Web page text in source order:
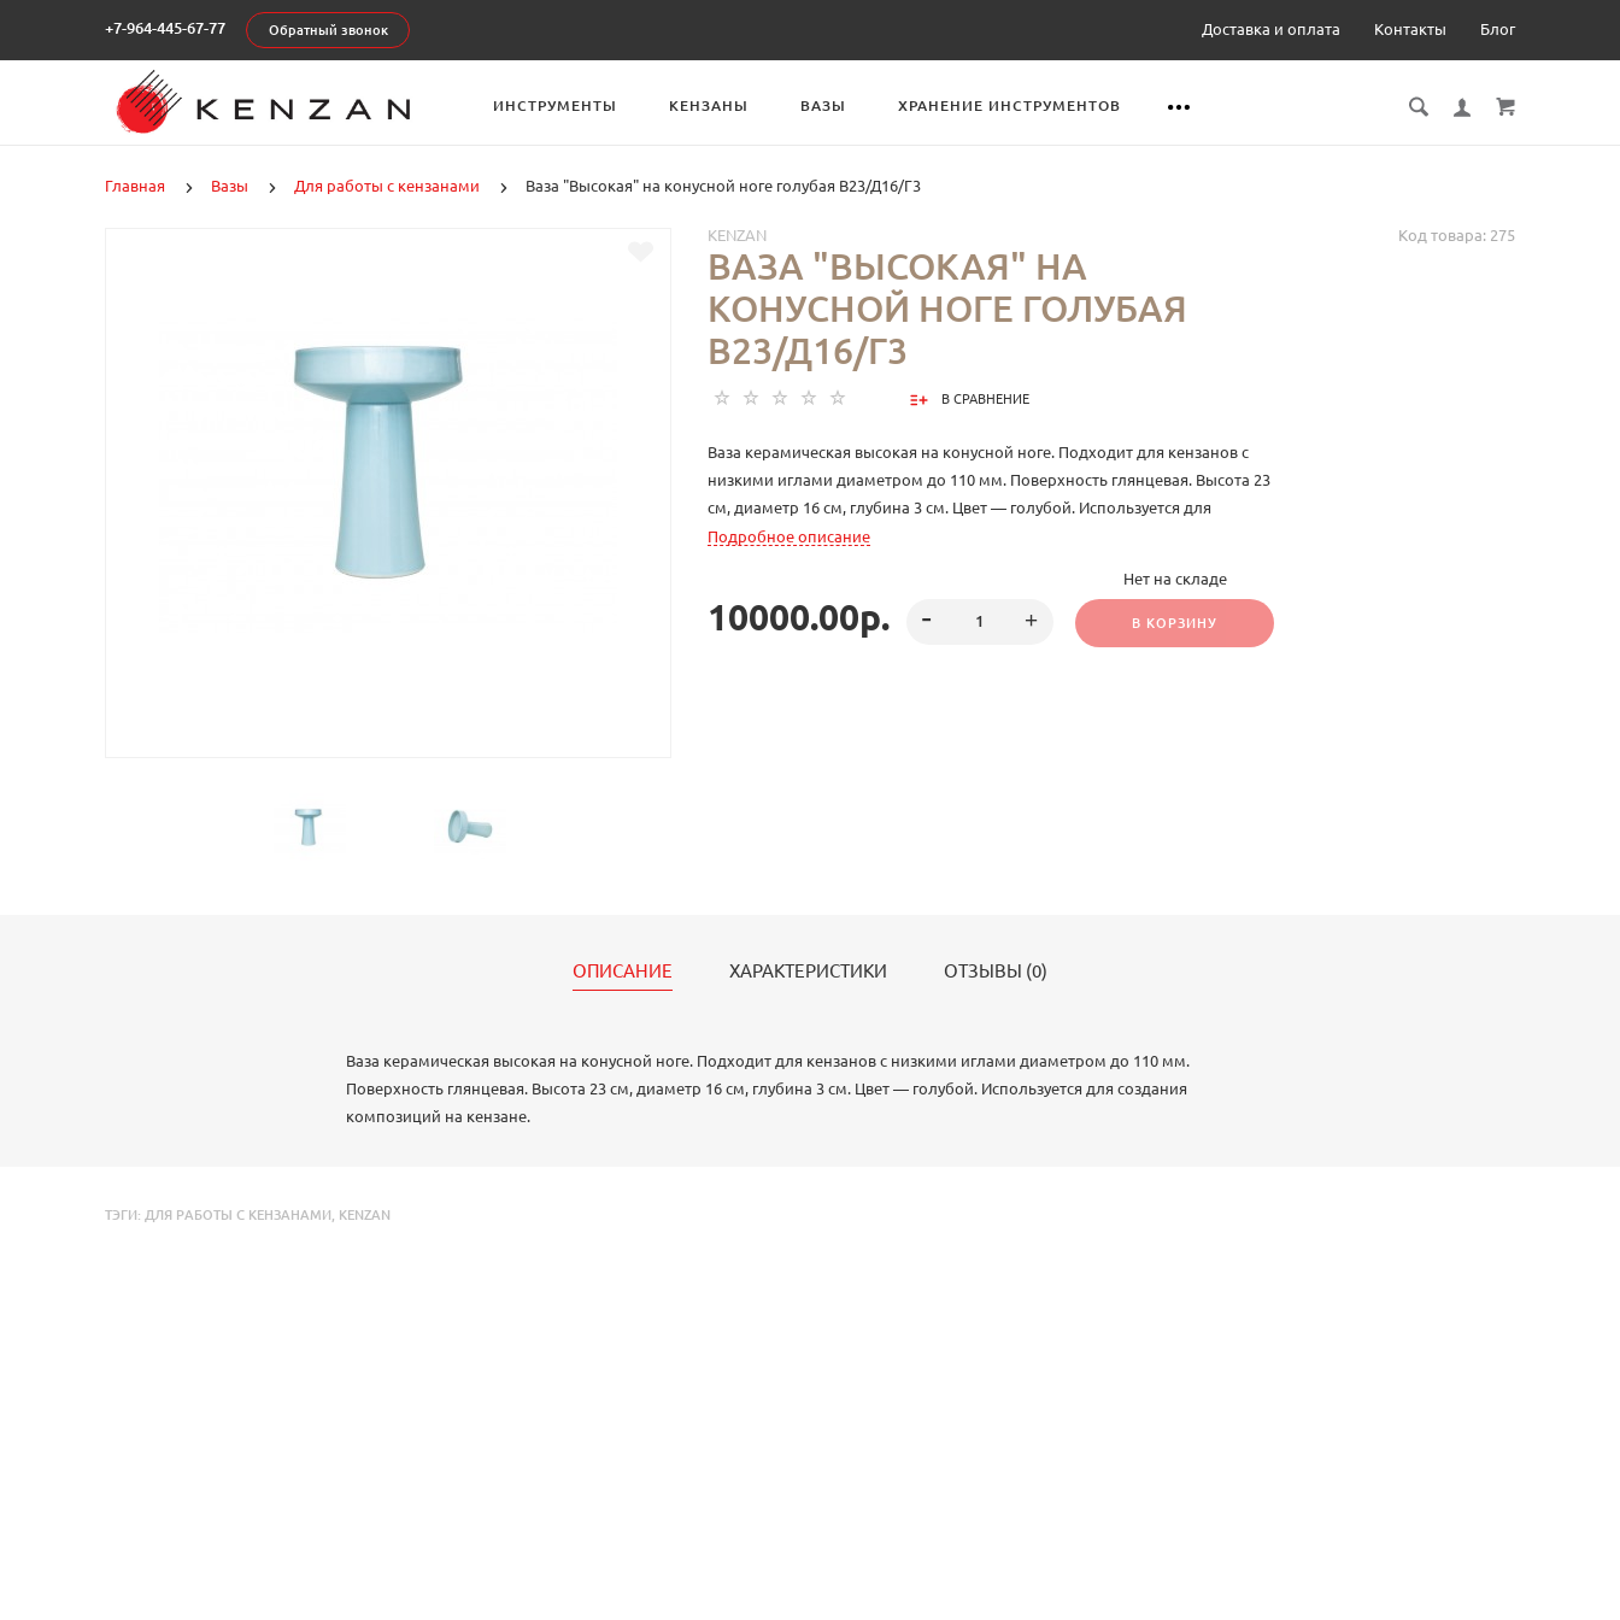
+7-964-445-67-77 Обратный звонок Доставка и оплата Контакты Блог
ИНСТРУМЕНТЫ КЕНЗАНЫ ВАЗЫ ХРАНЕНИЕ ИНСТРУМЕНТОВ
Главная Вазы Для работы с кензанами Ваза "Высокая" на конусной ноге голубая В23/Д16/Г3
Код товара: 275
KENZAN
ВАЗА "ВЫСОКАЯ" НА
КОНУСНОЙ НОГЕ ГОЛУБАЯ
В23/Д16/Г3
В СРАВНЕНИЕ
Ваза керамическая высокая на конусной ноге. Подходит для кензанов с
низкими иглами диаметром до 110 мм. Поверхность глянцевая. Высота 23
см, диаметр 16 см, глубина 3 см. Цвет — голубой. Используется для
создания композиций на кензане.
Подробное описание
10000.00р.
Нет на складе
В КОРЗИНУ
ОПИСАНИЕ ХАРАКТЕРИСТИКИ ОТЗЫВЫ (0)
Ваза керамическая высокая на конусной ноге. Подходит для кензанов с низкими иглами диаметром до 110 мм.
Поверхность глянцевая. Высота 23 см, диаметр 16 см, глубина 3 см. Цвет — голубой. Используется для создания
композиций на кензане.
ТЭГИ: ДЛЯ РАБОТЫ С КЕНЗАНАМИ KENZAN